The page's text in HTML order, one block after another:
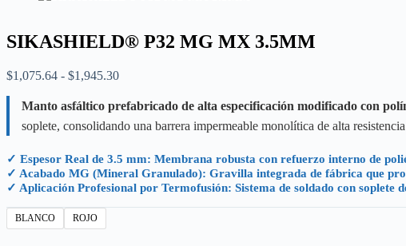
SIKASHIELD® P32 MG MX 3.5MM
$1,075.64 - $1,945.30Rango
precios:
$1,075.64
$1,945.30
Manto asfáltico prefabricado de alta especificación modificado con
soplete, consolidando una barrera impermeable monolítica de alta
✓ Espesor Real de 3.5 mm: Membrana robusta con refuerzo interno de
✓ Acabado MG (Mineral Granulado): Gravilla integrada de fábrica que
✓ Aplicación Profesional por Termofusión: Sistema de soldado con soplete
BLANCO ROJO